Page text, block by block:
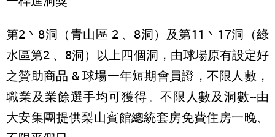
第2丶8洞（青山區 2 、8洞）及第11丶17洞（綠
水區第2 、8洞）以上四個洞，由球場原有設定好
之贊助商品 & 球場一年短期會員證，不限人數，
職業及業餘選手均可獲得。不限人數及洞數--由
大安集團提供梨山賓館總統套房免費住房一晚、